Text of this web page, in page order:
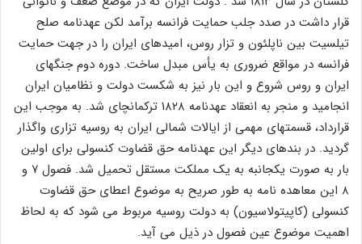
قرار داشت در صدد جلب حمایت فرانسه برآمد لکن عهدنامه صلح
تیلسیت بین ناپلئون و تزار روس، امیدهای ایران را در جهت حمایت
فرانسه در مواقع ضروری به یأس مبدل ساخت. دوره دوم جنگهای
ایران و روس شروع و این بار نیز به شکست دولت و نظامیان ایران
انجامید و منجر به انعقاد عهدنامه ۱۸۲۸ ترکمانچای شد. به موجب این
قرارداد، قسمتهای مهمی از ایالات شمالی ایران به روسیه تزاری واگذار
گردید. در بندهای دیگر این عهدنامه حق قضاوت کنسولی برای اولین
بار به صورت یکجانبه به یک مملکت مستقل تحمیل شد. فصول ۷ و
۸ این معاهده نامه به طور صریح به موضوع اعطای حق قضاوت
کنسولی (کاپیتولاسیون) به دولت روسیه مربوط می شود که به لحاظ
اهمیت موضوع عین فصول در ذیل می آید.